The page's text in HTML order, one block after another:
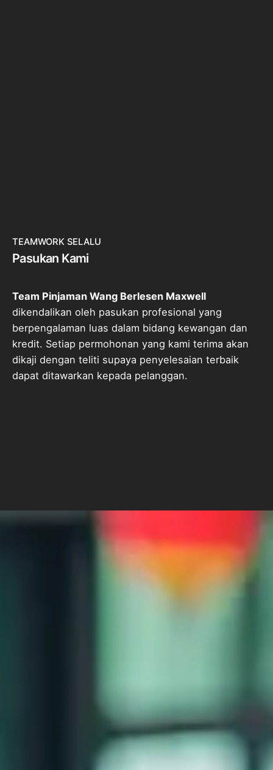
TEAMWORK SELALU
Pasukan Kami
Team Pinjaman Wang Berlesen Maxwell
dikendalikan oleh pasukan profesional yang
berpengalaman luas dalam bidang kewangan dan
kredit. Setiap permohonan yang kami terima akan
dikaji dengan teliti supaya penyelesaian terbaik
dapat ditawarkan kepada pelanggan.